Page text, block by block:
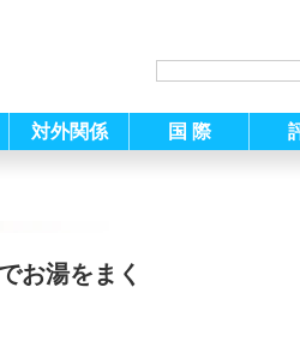
対外関係 国 際
お湯をまく